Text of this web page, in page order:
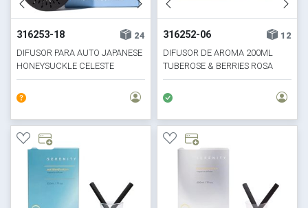
316253-18
24
DIFUSOR PARA AUTO JAPANESE
HONEYSUCKLE CELESTE
316252-06
12
DIFUSOR DE AROMA 200ML
TUBEROSE & BERRIES ROSA